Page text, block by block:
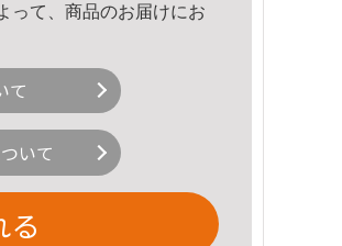
って、商品のお届けにお
て
いて
る